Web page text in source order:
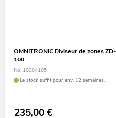
OMNITRONIC Diviseur de zones ZD-
160
No. 10304105
Le stock suffit pour env. 12 semaines.
235,00€